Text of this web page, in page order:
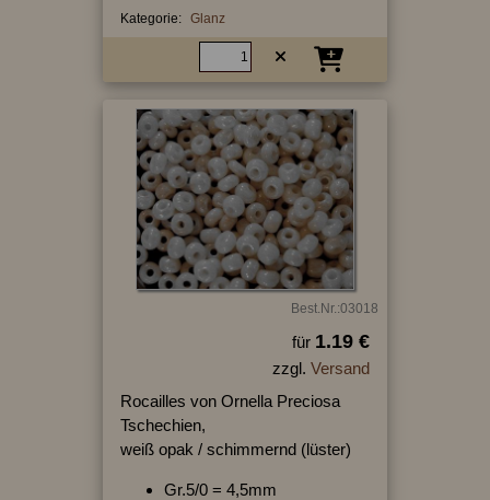
Kategorie: Glanz
Best.Nr.:03018
für 1.19 €
zzgl. Versand
Rocailles von Ornella Preciosa
Tschechien,
weiß opak / schimmernd (lüster)
Gr.5/0 = 4,5mm